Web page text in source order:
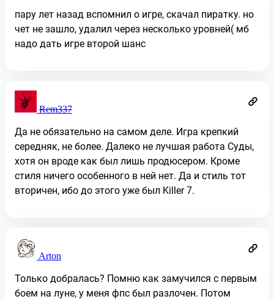
пару лет назад вспомнил о игре, скачал пиратку. но
чет не зашло, удалил через несколько уровней( мб
надо дать игре второй шанс
Rem337
Да не обязательно на самом деле. Игра крепкий
середняк, не более. Далеко не лучшая работа Суды,
хотя он вроде как был лишь продюсером. Кроме
стиля ничего особенного в ней нет. Да и стиль тот
вторичен, ибо до этого уже был Killer 7.
Arton
Только добралась? Помню как замучился с первым
боем на луне, у меня фпс был разлочен. Потом